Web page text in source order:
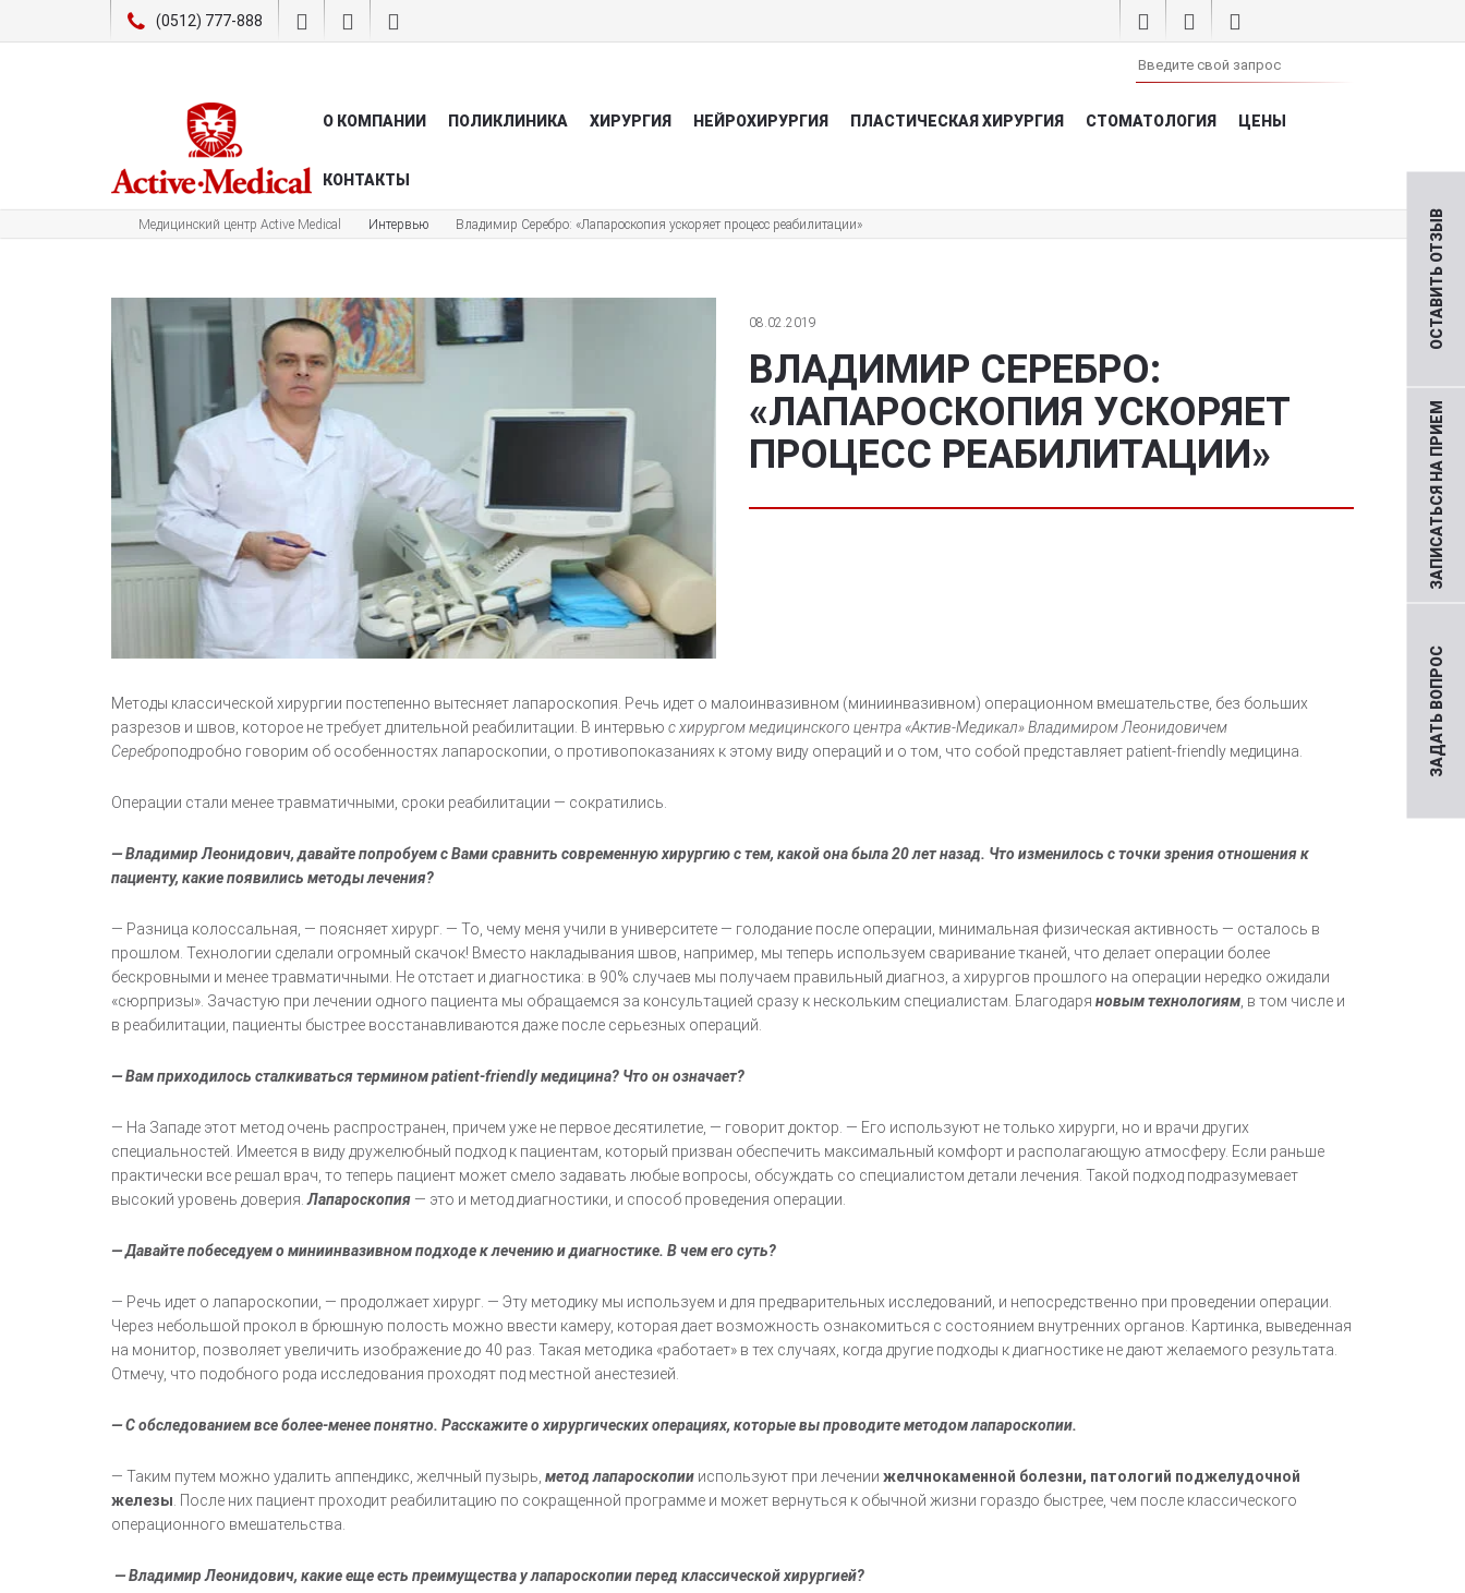
(0512) 777-888
О КОМПАНИИ ПОЛИКЛИНИКА ХИРУРГИЯ НЕЙРОХИРУРГИЯ ПЛАСТИЧЕСКАЯ ХИРУРГИЯ СТОМАТОЛОГИЯ ЦЕНЫ
КОНТАКТЫ
ЗАДАТЬ ВОПРОС
ЗАПИСАТЬСЯ НА ПРИЕМ
ОСТАВИТЬ ОТЗЫВ
Медицинский центр Active Medical Интервью Владимир Серебро: «Лапароскопия ускоряет процесс реабилитации»
08.02.2019
ВЛАДИМИР СЕРЕБРО:
«ЛАПАРОСКОПИЯ УСКОРЯЕТ
ПРОЦЕСС РЕАБИЛИТАЦИИ»
Методы классической хирургии постепенно вытесняет лапароскопия. Речь идет о малоинвазивном (миниинвазивном) операционном вмешательстве, без больших
разрезов и швов, которое не требует длительной реабилитации. В интервью с хирургом медицинского центра «Актив-Медикал» Владимиром Леонидовичем
Сереброподробно говорим об особенностях лапароскопии, о противопоказаниях к этому виду операций и о том, что собой представляет patient-friendly медицина.
Операции стали менее травматичными, сроки реабилитации — сократились.
— Владимир Леонидович, давайте попробуем с Вами сравнить современную хирургию с тем, какой она была 20 лет назад. Что изменилось с точки зрения отношения к
пациенту, какие появились методы лечения?
— Разница колоссальная, — поясняет хирург. — То, чему меня учили в университете — голодание после операции, минимальная физическая активность — осталось в
прошлом. Технологии сделали огромный скачок! Вместо накладывания швов, например, мы теперь используем сваривание тканей, что делает операции более
бескровными и менее травматичными. Не отстает и диагностика: в 90% случаев мы получаем правильный диагноз, а хирургов прошлого на операции нередко ожидали
«сюрпризы». Зачастую при лечении одного пациента мы обращаемся за консультацией сразу к нескольким специалистам. Благодаря новым технологиям, в том числе и
в реабилитации, пациенты быстрее восстанавливаются даже после серьезных операций.
— Вам приходилось сталкиваться термином patient-friendly медицина? Что он означает?
— На Западе этот метод очень распространен, причем уже не первое десятилетие, — говорит доктор. — Его используют не только хирурги, но и врачи других
специальностей. Имеется в виду дружелюбный подход к пациентам, который призван обеспечить максимальный комфорт и располагающую атмосферу. Если раньше
практически все решал врач, то теперь пациент может смело задавать любые вопросы, обсуждать со специалистом детали лечения. Такой подход подразумевает
высокий уровень доверия.Лапароскопия — это и метод диагностики, и способ проведения операции.
— Давайте побеседуем о миниинвазивном подходе к лечению и диагностике. В чем его суть?
— Речь идет о лапароскопии, — продолжает хирург. — Эту методику мы используем и для предварительных исследований, и непосредственно при проведении операции.
Через небольшой прокол в брюшную полость можно ввести камеру, которая дает возможность ознакомиться с состоянием внутренних органов. Картинка, выведенная
на монитор, позволяет увеличить изображение до 40 раз. Такая методика «работает» в тех случаях, когда другие подходы к диагностике не дают желаемого результата.
Отмечу, что подобного рода исследования проходят под местной анестезией.
— С обследованием все более-менее понятно. Расскажите о хирургических операциях, которые вы проводите методом лапароскопии.
— Таким путем можно удалить аппендикс, желчный пузырь, метод лапароскопии используют при лечении желчнокаменной болезни, патологий поджелудочной
железы. После них пациент проходит реабилитацию по сокращенной программе и может вернуться к обычной жизни гораздо быстрее, чем после классического
операционного вмешательства.
— Владимир Леонидович, какие еще есть преимущества у лапароскопии перед классической хирургией?